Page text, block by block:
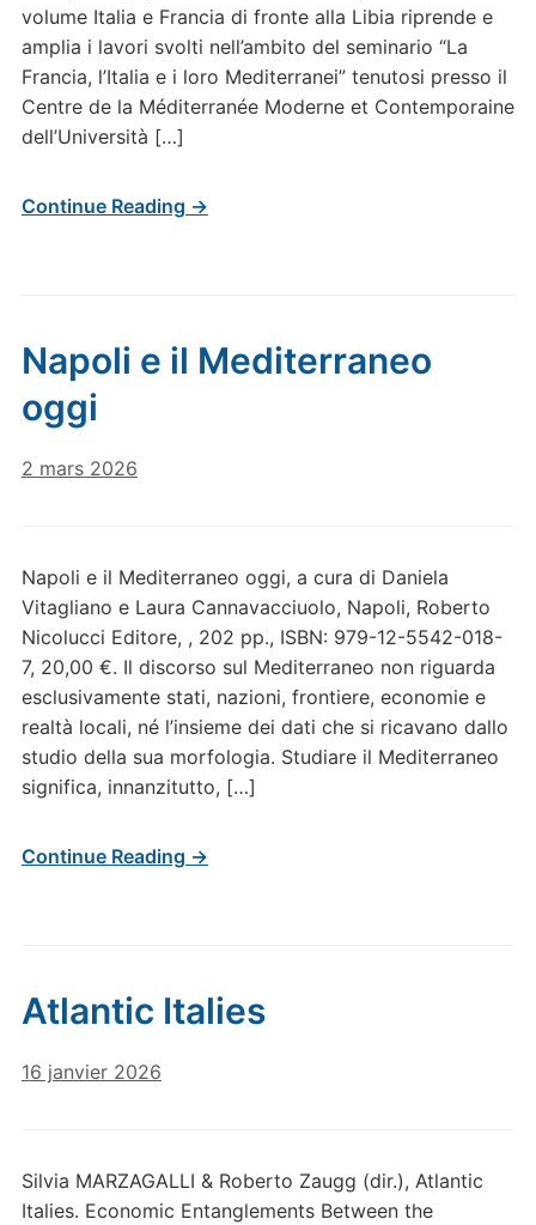
volume Italia e Francia di fronte alla Libia riprende e
amplia i lavori svolti nell’ambito del seminario “La
Francia, l’Italia e i loro Mediterranei” tenutosi presso il
Centre de la Méditerranée Moderne et Contemporaine
dell’Università […]
Continue Reading →
Napoli e il Mediterraneo
oggi
2 mars 2026
Napoli e il Mediterraneo oggi, a cura di Daniela
Vitagliano e Laura Cannavacciuolo, Napoli, Roberto
Nicolucci Editore, , 202 pp., ISBN: 979-12-5542-018-
7, 20,00 €. Il discorso sul Mediterraneo non riguarda
esclusivamente stati, nazioni, frontiere, economie e
realtà locali, né l’insieme dei dati che si ricavano dallo
studio della sua morfologia. Studiare il Mediterraneo
significa, innanzitutto, […]
Continue Reading →
Atlantic Italies
16 janvier 2026
Silvia MARZAGALLI & Roberto Zaugg (dir.), Atlantic
Italies. Economic Entanglements Between the